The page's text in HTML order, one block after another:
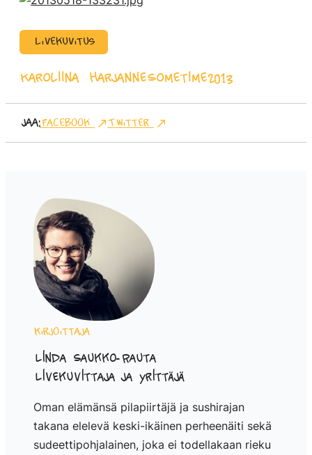
Livekuvitus
Karoliina HarjanneSometime2013
Jaa:Facebook Twitter
Kirjoittaja
Linda Saukko-Rauta
Livekuvittaja ja yrittäjä
Oman elämänsä pilapiirtäjä ja sushirajan
takana elelevä keski-ikäinen perheenäiti sekä
sudeettipohjalainen, joka ei todellakaan rieku